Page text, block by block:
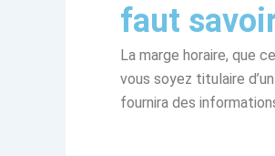
faut
La marge horaire, que
vous soyez titulaire
fournira des